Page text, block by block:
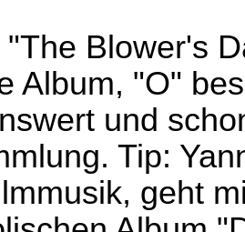
Blower's
Album, "O"
und
Tip:
geht